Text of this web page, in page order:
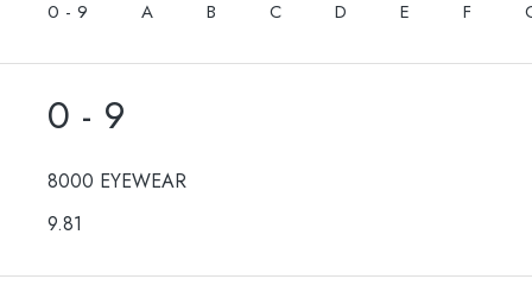
0 - 9 A B C D E F
0 - 9
8000 EYEWEAR
9.81